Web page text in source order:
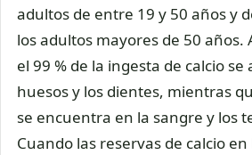
adultos de entre 19 y 50 años y
los adultos mayores de 50
el 99 % de la ingesta de calcio
huesos y los dientes, mientras
se encuentra en la sangre y los
Cuando las reservas de calcio